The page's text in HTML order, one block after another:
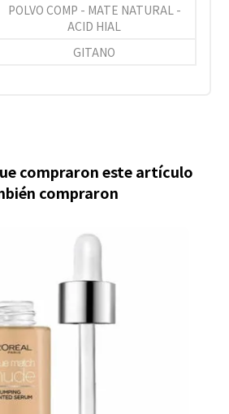
POLVO COMP - MATE NATURAL -
ACID HIAL
GITANO
compraron este artículo
compraron